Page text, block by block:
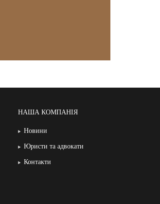
НАША КОМПАНІЯ
Новини
Юристи та адвокати
Контакти